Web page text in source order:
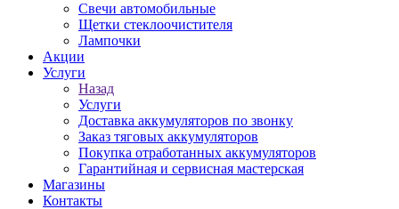
Свечи автомобильные
Щетки стеклоочистителя
Лампочки
Акции
Услуги
Назад
Услуги
Доставка аккумуляторов по звонку
Заказ тяговых аккумуляторов
Покупка отработанных аккумуляторов
Гарантийная и сервисная мастерская
Магазины
Контакты